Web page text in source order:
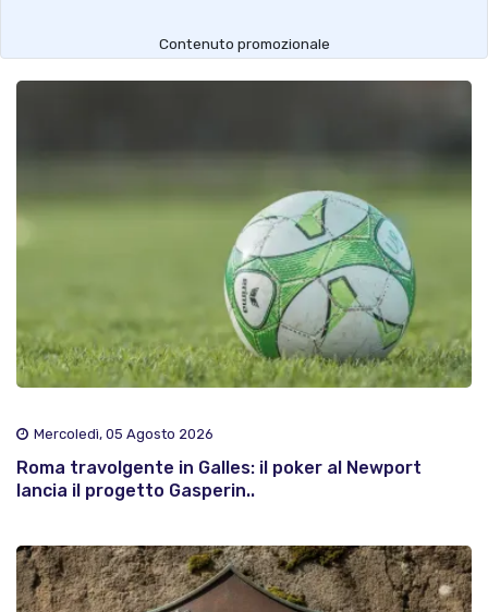
Contenuto promozionale
Mercoledì, 05 Agosto 2026
Roma travolgente in Galles: il poker al Newport
lancia il progetto Gasperin..